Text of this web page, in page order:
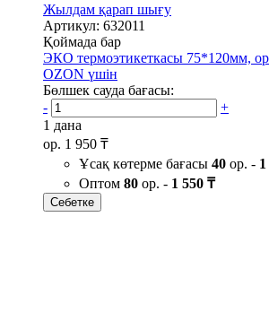
Жылдам қарап шығу
Артикул: 632011
Қоймада бар
ЭКО термоэтикеткасы 75*120мм,
OZON үшін
Бөлшек сауда бағасы:
-
+
1 дана
ор. 1 950 ₸
Ұсақ көтерме бағасы 40 ор. -
Оптом 80 ор. - 1 550 ₸
Себетке